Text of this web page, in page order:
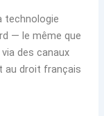
technologie
— le même que
des canaux
au droit français